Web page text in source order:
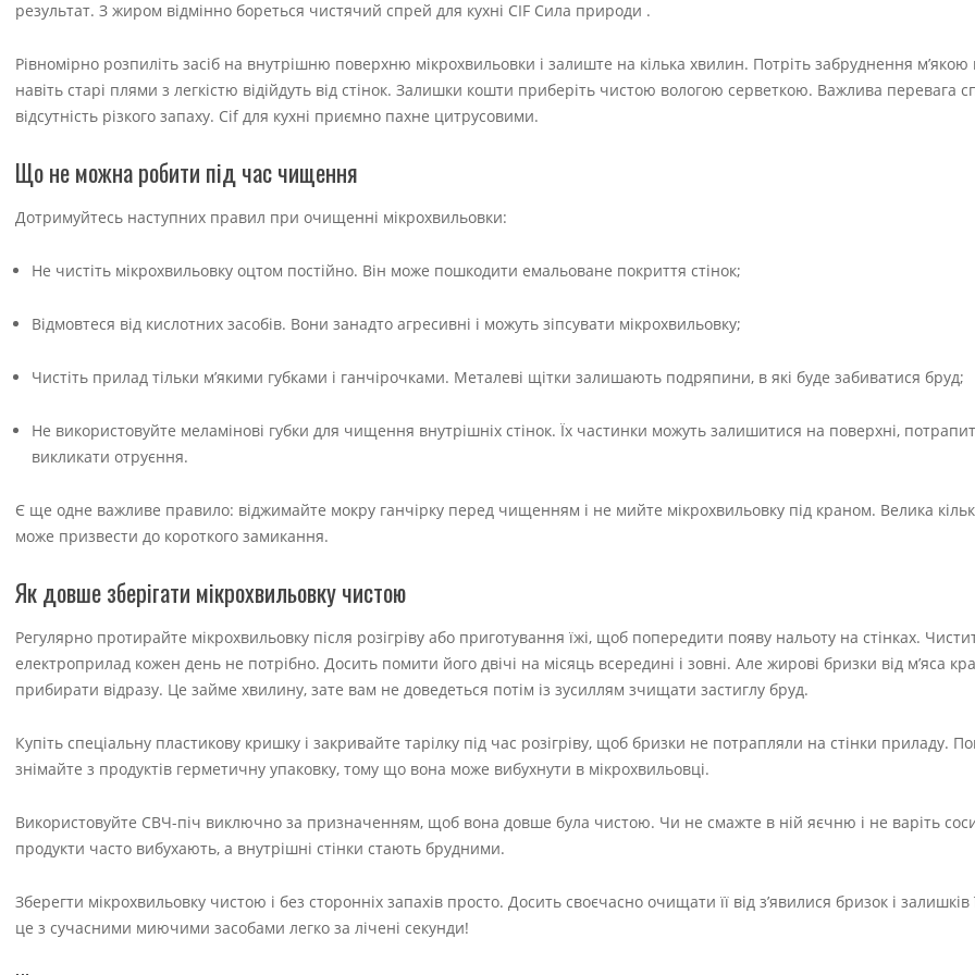
результат. З жиром відмінно бореться чистячий спрей для кухні CIF Сила природи .
Рівномірно розпиліть засіб на внутрішню поверхню мікрохвильовки і залиште на кілька хвилин. Потріть забруднення м’якою
навіть старі плями з легкістю відійдуть від стінок. Залишки кошти приберіть чистою вологою серветкою. Важлива перевага
відсутність різкого запаху. Cif для кухні приємно пахне цитрусовими.
Що не можна робити під час чищення
Дотримуйтесь наступних правил при очищенні мікрохвильовки:
Не чистіть мікрохвильовку оцтом постійно. Він може пошкодити емальоване покриття стінок;
Відмовтеся від кислотних засобів. Вони занадто агресивні і можуть зіпсувати мікрохвильовку;
Чистіть прилад тільки м’якими губками і ганчірочками. Металеві щітки залишають подряпини, в які буде забиватися бруд;
Не використовуйте меламінові губки для чищення внутрішніх стінок. Їх частинки можуть залишитися на поверхні,
викликати отруєння.
Є ще одне важливе правило: віджимайте мокру ганчірку перед чищенням і не мийте мікрохвильовку під краном. Велика
може призвести до короткого замикання.
Як довше зберігати мікрохвильовку чистою
Регулярно протирайте мікрохвильовку після розігріву або приготування їжі, щоб попередити появу нальоту на стінках.
електроприлад кожен день не потрібно. Досить помити його двічі на місяць всередині і зовні. Але жирові бризки від м’яса
прибирати відразу. Це займе хвилину, зате вам не доведеться потім із зусиллям зчищати застиглу бруд.
Купіть спеціальну пластикову кришку і закривайте тарілку під час розігріву, щоб бризки не потрапляли на стінки приладу.
знімайте з продуктів герметичну упаковку, тому що вона може вибухнути в мікрохвильовці.
Використовуйте СВЧ-піч виключно за призначенням, щоб вона довше була чистою. Чи не смажте в ній яєчню і не варіть
продукти часто вибухають, а внутрішні стінки стають брудними.
Зберегти мікрохвильовку чистою і без сторонніх запахів просто. Досить своєчасно очищати її від з’явилися бризок і залишків
це з сучасними миючими засобами легко за лічені секунди!